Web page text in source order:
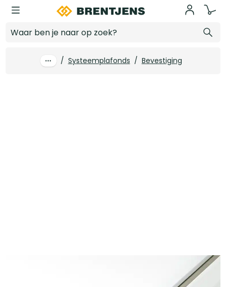
Ga naar hoofdinhoud
/ Systeemplafonds / Bevestiging
Log in voor prijzen